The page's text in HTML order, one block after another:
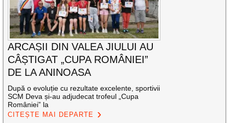
ARCAȘII DIN VALEA JIULUI AU
CÂȘTIGAT „CUPA ROMÂNIEI”
DE LA ANINOASA
După o evoluție cu rezultate excelente, sportivii
SCM Deva și-au adjudecat trofeul „Cupa
României” la
CITEȘTE MAI DEPARTE